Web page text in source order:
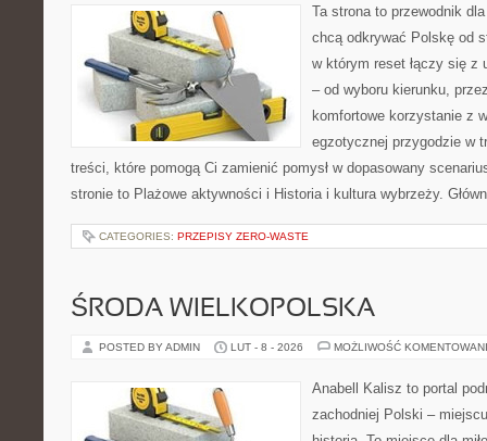
Ta strona to przewodnik
chcą odkrywać Polskę od
w którym reset łączy się z
– od wyboru kierunku,
komfortowe korzystanie z
egzotycznej przygodzie w
treści, które pomogą Ci zamienić pomysł w dopasowany
stronie to Plażowe aktywności i Historia i kultura wybrzeży.
CATEGORIES: PRZEPISY ZERO-WASTE
ŚRODA WIELKOPOLSKA
POSTED BY ADMIN LUT - 8 - 2026 MOŻLIWOŚĆ
Anabell Kalisz to portal
zachodniej Polski –